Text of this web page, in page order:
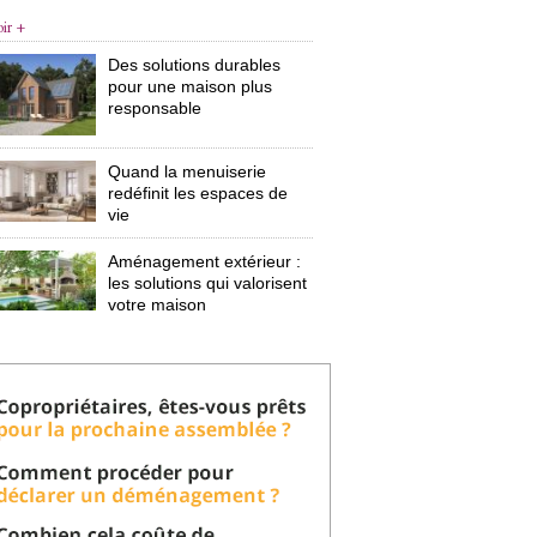
+
Des solutions durables
pour une maison plus
responsable
Quand la menuiserie
redéfinit les espaces de
vie
Aménagement extérieur :
les solutions qui valorisent
votre maison